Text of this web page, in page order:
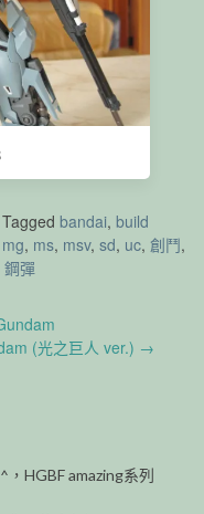
Tagged bandai, build
mg, ms, msv, sd, uc, 創鬥,
鋼彈
(光之巨人 ver.) →
HGBF amazing系列